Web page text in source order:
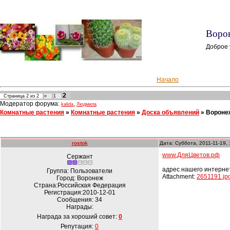
Доброе
Начало
Страница 2 из 2 « 1
2
Модератор форума: kalida, Людмила
Комнатные растения » Комнатные растения » Доска объявлений »
rostok Дата: Суббота, 2011-11-
Сержант
Группа: Пользователи
Город: Воронеж
Страна:Российская Федерация
Регистрация:2010-12-01
Сообщения: 34
Награды:
Награда за хороший совет: 0
Репутация: 0
www.ДляЦветов.рф
адрес нашего
Attachment: